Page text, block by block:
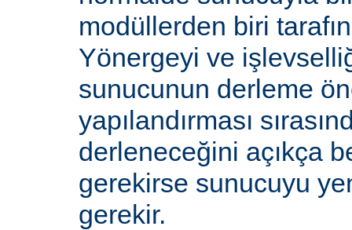
modüllerden biri
Yönergeyi ve
sunucunun derleme
yapılandırması
derleneceğini açıkça
gerekirse sunucuyu
gerekir.